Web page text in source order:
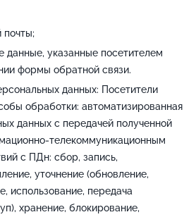
почты;
данные, указанные посетителем
формы обратной связи.
данных: Посетители
обработки: автоматизированная
данных с передачей полученной
телекоммуникационным
с ПДн: сбор, запись,
уточнение (обновление,
использование, передача
хранение, блокирование,